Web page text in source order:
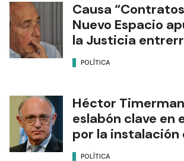
Causa
Nuevo Espacio
la Justicia
POLÍTICA
Héctor
eslabón clave en
por la instalación
POLÍTICA